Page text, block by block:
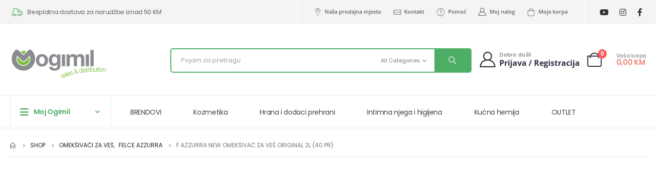
Besplatna dostava za narudžbe iznad 50 KM Naša prodajna mjesta Kontakt Pomoć Moj nalog Moja korpa
All Categories
Dobro došli
Prijava / Registracija
0 Vaša korpa
0,00 KM
Moj Ogimil BRENDOVI Kozmetika Hrana i dodaci prehrani Intimna njega i higijena Kućna hemija OUTLET
SHOP OMEKŠIVAČI ZA VEŠ, FELCE AZZURRA F AZZURRA NEW OMEKŠIVAČ ZA VEŠ ORIGINAL 2L (40 PR)